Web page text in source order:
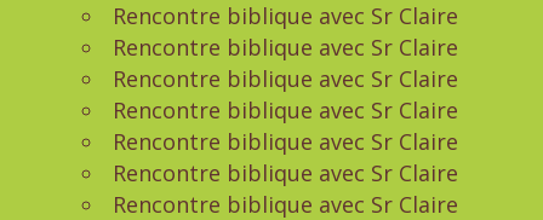
Rencontre biblique avec Sr Claire
Rencontre biblique avec Sr Claire
Rencontre biblique avec Sr Claire
Rencontre biblique avec Sr Claire
Rencontre biblique avec Sr Claire
Rencontre biblique avec Sr Claire
Rencontre biblique avec Sr Claire